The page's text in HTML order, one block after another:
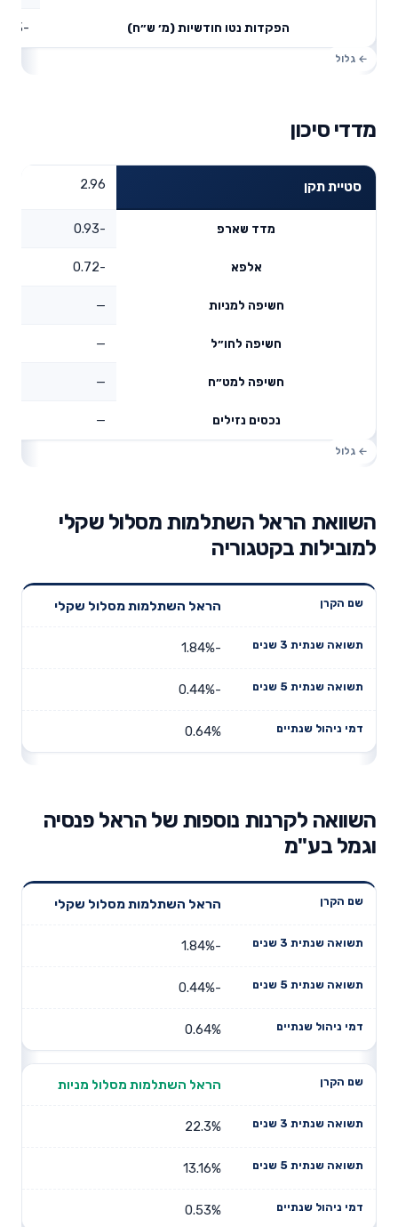
הפקדות נטו חודשיות (מ׳ ש״ח) -165.3
מדדי סיכון
סטיית תקן 2.96
מדד שארפ -0.93
אלפא -0.72
חשיפה למניות —
חשיפה לחו״ל —
חשיפה למט״ח —
נכסים נזילים —
השוואת הראל השתלמות מסלול שקלי
למובילות בקטגוריה
שנים
תשואה
דמי ניהול
הראל השתלמות מסלול שקלי
-1.84%
-0.44%
0.64%
השוואה לקרנות נוספות של הראל פנסיה
וגמל בע"מ
שנים
תשואה
דמי ניהול
הראל השתלמות מסלול שקלי
-1.84%
-0.44%
0.64%
הראל השתלמות מסלול מניות
22.3%
13.16%
0.53%